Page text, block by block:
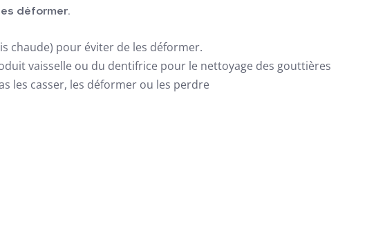
déformer.
chaude) pour éviter de les déformer.
vaisselle ou du dentifrice pour le nettoyage des gouttières
les casser, les déformer ou les perdre